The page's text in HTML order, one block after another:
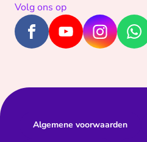
Volg ons op
Algemene voorwaarden